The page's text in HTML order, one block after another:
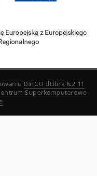
Europejską z Europejskiego
DInGO dLibra 6.2.11
Superkomputerowo-